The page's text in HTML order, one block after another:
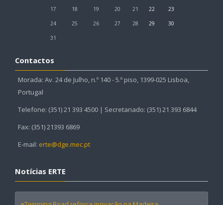
17 18 19 20 21 22 23
24 25 26 27 28 29 30
31
Contactos
Morada: Av. 24 de Julho, n.º 140 - 5.º piso, 1399-025 Lisboa,
Portugal
Telefone: (351) 21 393 4500 | Secretariado: (351) 21 393 6844
Fax: (351) 21393 6869
E-mail: erte@dge.mec.pt
Notícias ERTE